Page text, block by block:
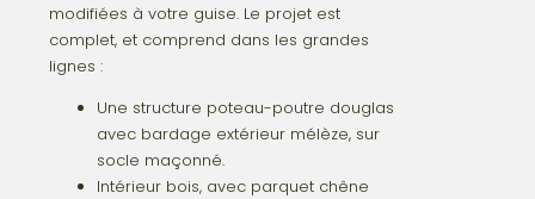
modifiées à votre guise. Le projet est
complet, et comprend dans les grandes
lignes :
Une structure poteau-poutre douglas
avec bardage extérieur mélèze, sur
socle maçonné.
Intérieur bois, avec parquet chêne